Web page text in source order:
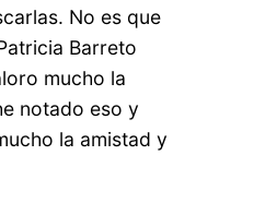
No es que
Barreto
mucho la
notado eso y
la amistad y